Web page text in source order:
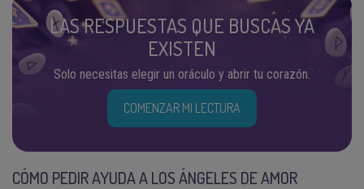
LAS RESPUESTAS QUE BUSCAS YA
EXISTEN
Solo necesitas elegir un oráculo y abrir tu corazón.
COMENZAR MI LECTURA
CÓMO PEDIR AYUDA A LOS ÁNGELES DE AMOR